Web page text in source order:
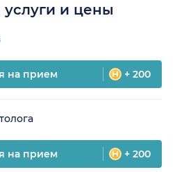
и цены
на прием + 200
на прием + 200